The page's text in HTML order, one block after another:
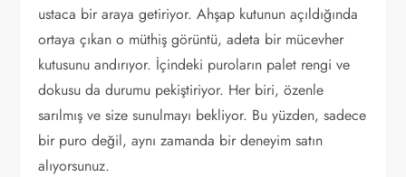
ustaca bir araya getiriyor. Ahşap kutunun açıldığında
ortaya çıkan o müthiş görüntü, adeta bir mücevher
kutusunu andırıyor. İçindeki puroların palet rengi ve
dokusu da durumu pekiştiriyor. Her biri, özenle
sarılmış ve size sunulmayı bekliyor. Bu yüzden, sadece
bir puro değil, aynı zamanda bir deneyim satın
alıyorsunuz.